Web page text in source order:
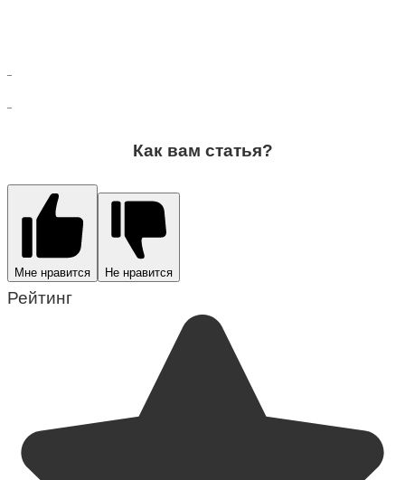
Как вам статья?
Мне нравится Не нравится
Рейтинг